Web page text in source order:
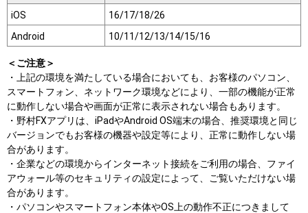
iOS
16/17/18/26
Android
10/11/12/13/14/15/16
＜ご注意＞
・上記の環境を満たしている場合においても、お客様のパソコン、
スマートフォン、ネットワーク環境などにより、一部の機能が正常
に動作しない場合や画面が正常に表示されない場合もあります。
・野村FXアプリは、iPadやAndroid OS端末の場合、推奨環境と同じ
バージョンでもお客様の機器や設定等により、正常に動作しない場
合があります。
・企業などの環境からインターネット接続をご利用の場合、ファイ
アウォール等のセキュリティの設定によって、ご覧いただけない場
合があります。
・パソコンやスマートフォン本体やOS上の動作不正につきまして